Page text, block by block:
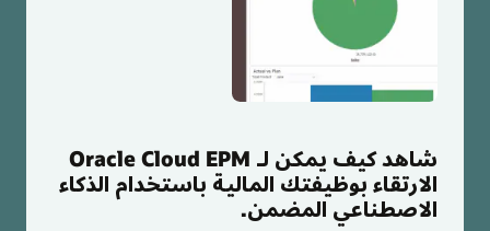
شاهد كيف يمكن لـ Oracle Cloud EPM
الارتقاء بوظيفتك المالية باستخدام الذكاء
الاصطناعي المضمن.